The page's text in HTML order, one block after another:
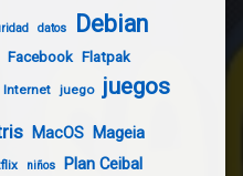
datos Debian
Facebook Flatpak
Internet juego juegos
MacOS Mageia
niños Plan Ceibal